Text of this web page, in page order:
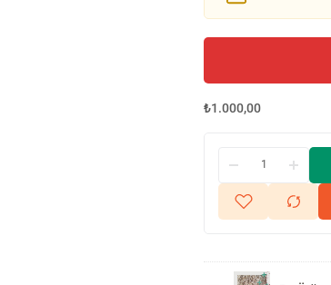
₺1.000,00
Kayseri
Mantısı
El